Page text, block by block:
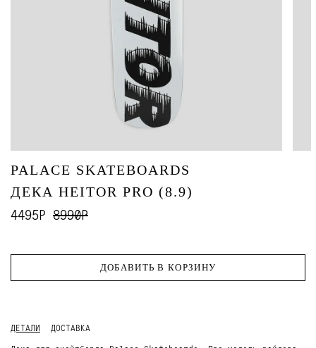
PALACE SKATEBOARDS
ДЕКА HEITOR PRO (8.9)
4495Р 8990Р
ДОБАВИТЬ В КОРЗИНУ
ДЕТАЛИ
ДОСТАВКА